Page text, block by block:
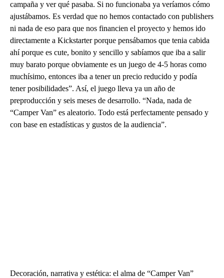
campaña y ver qué pasaba. Si no funcionaba ya veríamos cómo
ajustábamos. Es verdad que no hemos contactado con publishers
ni nada de eso para que nos financien el proyecto y hemos ido
directamente a Kickstarter porque pensábamos que tenia cabida
ahí porque es cute, bonito y sencillo y sabíamos que iba a salir
muy barato porque obviamente es un juego de 4-5 horas como
muchísimo, entonces iba a tener un precio reducido y podía
tener posibilidades”. Así, el juego lleva ya un año de
preproducción y seis meses de desarrollo. “Nada, nada de
“Camper Van” es aleatorio. Todo está perfectamente pensado y
con base en estadísticas y gustos de la audiencia”.
Decoración, narrativa y estética: el alma de “Camper Van”